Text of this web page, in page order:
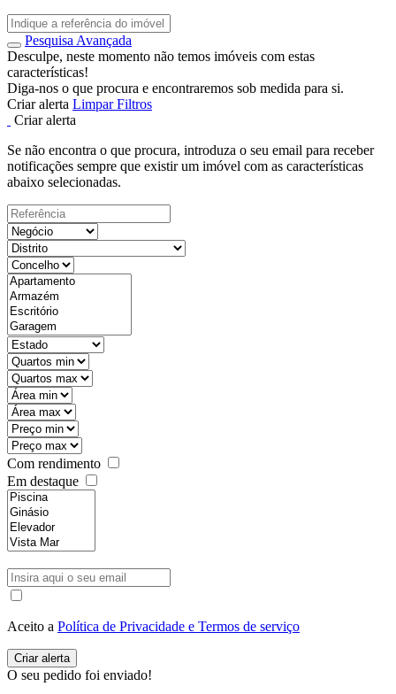
Pesquisa Avançada
Desculpe, neste momento não temos imóveis com estas
características!
Diga-nos o que procura e encontraremos sob medida para si.
Criar alerta Limpar Filtros
Criar alerta
Se não encontra o que procura, introduza o seu email para receber
notificações sempre que existir um imóvel com as características
abaixo selecionadas.
Com rendimento
Em destaque
Aceito a Política de Privacidade e Termos de serviço
O seu pedido foi enviado!